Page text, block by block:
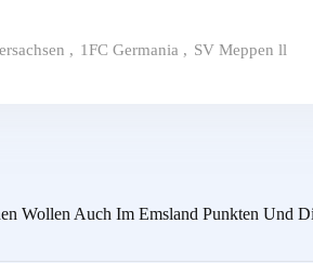
, 1FC Germania , SV Meppen ll
Wollen Auch Im Emsland Punkten Und